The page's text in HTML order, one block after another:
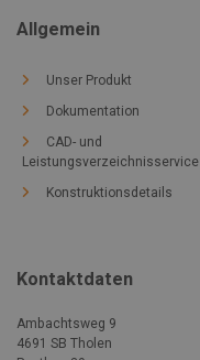
Allgemein
Unser Produkt
Dokumentation
CAD- und
Leistungsverzeichnisservice
Konstruktionsdetails
Kontaktdaten
Ambachtsweg 9
4691 SB Tholen